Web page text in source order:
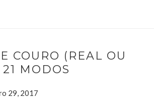
COURO (REAL OU
MODOS
29, 2017